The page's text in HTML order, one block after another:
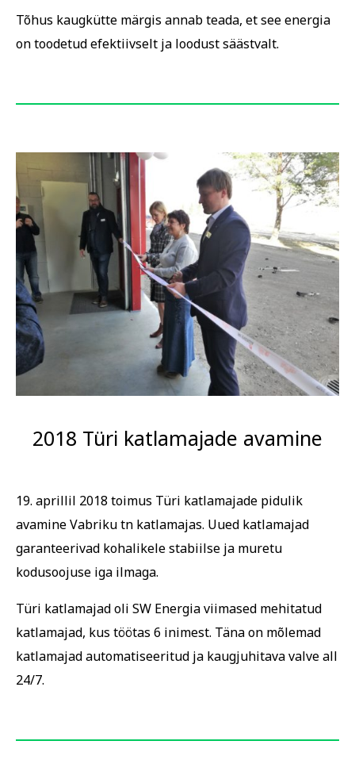
Tõhus kaugkütte märgis annab teada, et see energia
on toodetud efektiivselt ja loodust säästvalt.
2018 Türi katlamajade avamine
19. aprillil 2018 toimus Türi katlamajade pidulik
avamine Vabriku tn katlamajas. Uued katlamajad
garanteerivad kohalikele stabiilse ja muretu
kodusoojuse iga ilmaga.
Türi katlamajad oli SW Energia viimased mehitatud
katlamajad, kus töötas 6 inimest. Täna on mõlemad
katlamajad automatiseeritud ja kaugjuhitava valve all
24/7.